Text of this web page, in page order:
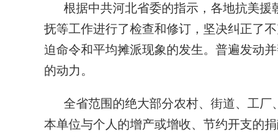
根据中共河北省委的指示，各地抗美
抚等工作进行了检查和修订，坚决纠正了
迫命令和平均摊派现象的发生。普遍发动
的动力。
全省范围的绝大部分农村、街道、工
本单位与个人的增产或增收、节约开支的